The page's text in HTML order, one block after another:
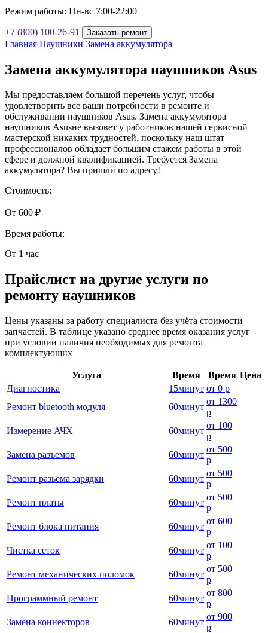
Режим работы: Пн-вс 7:00-22:00
+7 (800) 100-26-91 Заказать ремонт
Главная Наушники Замена аккумулятора
Замена аккумулятора наушников Asus
Мы предоставляем большой перечень услуг, чтобы
удовлетворить все ваши потребности в ремонте и
обслуживании наушников Asus. Замена аккумулятора
наушников Asusне вызовет у работников нашей сервисной
мастерской никаких трудностей, поскольку наш штат
профессионалов обладает большим стажем работы в этой
сфере и должной квалификацией. Требуется Замена
аккумулятора? Вы пришли по адресу!
Стоимость:
От 600 ₽
Время работы:
От 1 час
Прайслист на другие услуги по
ремонту наушников
Цены указаны за работу специалиста без учёта стоимости
запчастей. В таблице указано среднее время оказания услуг
при условии наличия необходимых для ремонта
комплектующих
Услуга Время Время Цена
Диагностика
15минут от 0 р
Ремонт bluetooth модуля
60минут
от 1300
р
Измерение АЧХ
60минут
от 100
р
Замена разъемов
60минут
от 500
р
Ремонт разьема зарядки
60минут
от 500
р
Ремонт платы
60минут
от 500
р
Ремонт блока питания
60минут
от 600
р
Чистка сеток
60минут
от 100
р
Ремонт механических поломок
60минут
от 500
р
Программный ремонт
60минут
от 800
р
Замена коннекторов
60минут
от 900
р